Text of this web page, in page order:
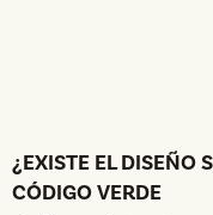
¿EXISTE EL DISEÑO
CÓDIGO VERDE